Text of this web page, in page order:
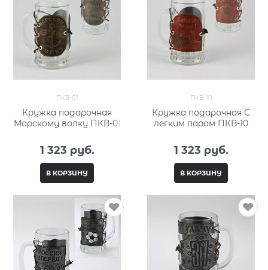
ПКВ-01
Кружка подарочная
Морскому волку ПКВ-01
1 323 руб.
В КОРЗИНУ
ПКВ-10
Кружка подарочная С
легким паром ПКВ-10
1 323 руб.
В КОРЗИНУ